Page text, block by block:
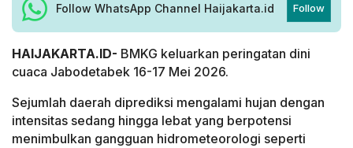
Follow WhatsApp Channel Haijakarta.id Follow
HAIJAKARTA.ID- BMKG keluarkan peringatan dini
cuaca Jabodetabek 16-17 Mei 2026.
Sejumlah daerah diprediksi mengalami hujan dengan
intensitas sedang hingga lebat yang berpotensi
menimbulkan gangguan hidrometeorologi seperti